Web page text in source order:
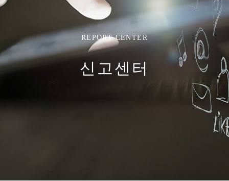
REPORT CENTER
신고센터